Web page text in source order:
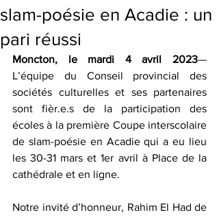
slam-poésie en Acadie : un
pari réussi
Moncton, le mardi 4 avril 2023—
L’équipe du Conseil provincial des
sociétés culturelles et ses partenaires
sont fièr.e.s de la participation des
écoles à la première Coupe interscolaire
de slam-poésie en Acadie qui a eu lieu
les 30-31 mars et 1er avril à Place de la
cathédrale et en ligne.
Notre invité d’honneur, Rahim El Had de